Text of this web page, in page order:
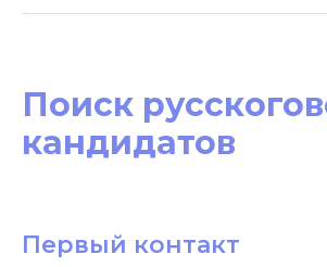
Поиск
кандидатов
Первый контакт